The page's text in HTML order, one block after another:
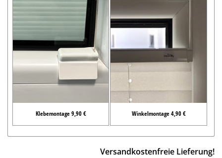
Klebemontage 9,90 € Winkelmontage 4,90 €
Versandkostenfreie Lieferung!